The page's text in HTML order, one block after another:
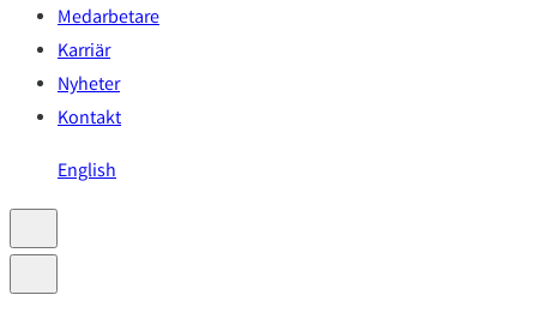
Medarbetare
Karriär
Nyheter
Kontakt
English